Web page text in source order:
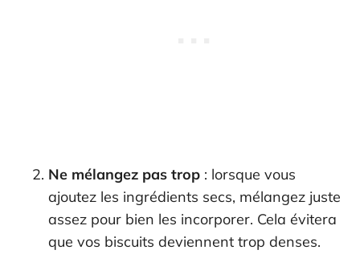
Ne mélangez pas trop : lorsque vous
ajoutez les ingrédients secs, mélangez juste
assez pour bien les incorporer. Cela évitera
que vos biscuits deviennent trop denses.